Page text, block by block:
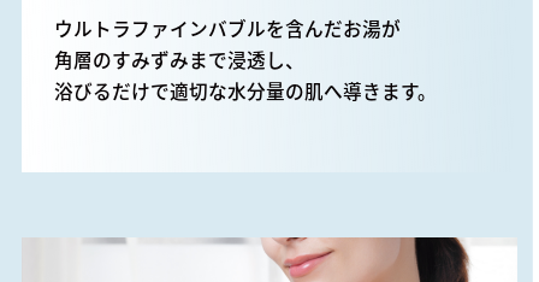
ウルトラファインバブルを含んだお湯が
角層のすみずみまで浸透し、
浴びるだけで適切な水分量の肌へ導きます。